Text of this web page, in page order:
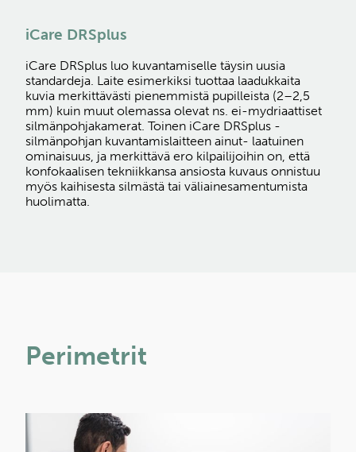
iCare DRSplus
iCare DRSplus luo kuvantamiselle täysin uusia
standardeja. Laite esimerkiksi tuottaa laadukkaita
kuvia merkittävästi pienemmistä pupilleista (2–2,5
mm) kuin muut olemassa olevat ns. ei-mydriaattiset
silmänpohjakamerat. Toinen iCare DRSplus -
silmänpohjan kuvantamislaitteen ainut- laatuinen
ominaisuus, ja merkittävä ero kilpailijoihin on, että
konfokaalisen tekniikkansa ansiosta kuvaus onnistuu
myös kaihisesta silmästä tai väliainesamentumista
huolimatta.
Perimetrit